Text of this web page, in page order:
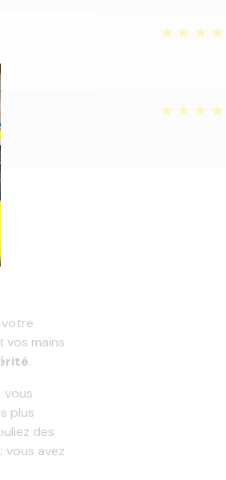
votre
vos mains
.
vous
plus
des
vous avez